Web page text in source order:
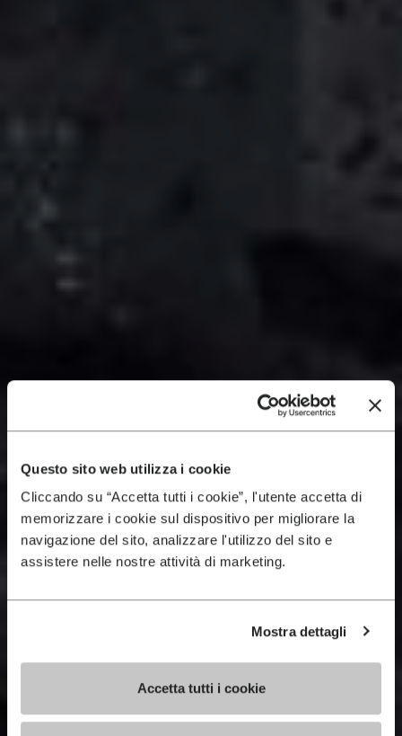
Questo sito web utilizza i cookie
Cliccando su “Accetta tutti i cookie”, l'utente accetta di
memorizzare i cookie sul dispositivo per migliorare la
navigazione del sito, analizzare l'utilizzo del sito e
assistere nelle nostre attività di marketing.
Mostra dettagli
Accetta tutti i cookie